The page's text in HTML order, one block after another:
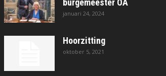
burgemeester OA
januari 24, 2024
Hoorzitting
oktober 5, 2021